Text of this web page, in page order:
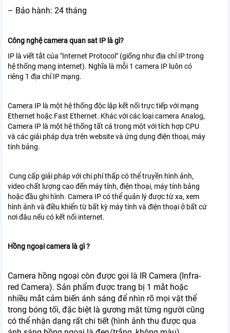
– Bảo hành: 24 tháng
Công nghệ camera quan sat IP là gì?
IP là viết tắt của "Internet Protocol" (giống như địa chỉ IP trong
hệ thống mạng internet). Nghĩa là mỗi 1 camera IP luôn có
riêng 1 địa chỉ IP mạng.
Camera IP là một hệ thống độc lập kết nối trực tiếp với mạng
Ethernet hoặc Fast Ethernet. Khác với các loại camera Analog,
Camera IP là một hệ thống tất cả trong một với tích hợp CPU
và các giải pháp dựa trên website và ứng dụng điện thoại, máy
tính bảng.
Cung cấp giải pháp với chi phí thấp có thể truyền hình ảnh,
video chất lượng cao đến máy tính, điện thoại, máy tính bảng
hoặc đầu ghi hình. Camera IP có thể quản lý được từ xa, xem
hình ảnh và điều khiển từ bất kỳ máy tính và điện thoại ở bất cứ
nơi đâu nếu có kết nối internet.
Hồng ngoại camera là gì ?
Camera hồng ngoại còn được gọi là IR Camera (Infra-
red Camera). Sản phẩm được trang bị 1 mắt hoặc
nhiều mắt cảm biến ánh sáng để nhìn rõ mọi vật thể
trong bóng tối, đặc biệt là gương mặt từng người cũng
có thể nhận dạng rất chi tiết (hình ảnh thu được qua